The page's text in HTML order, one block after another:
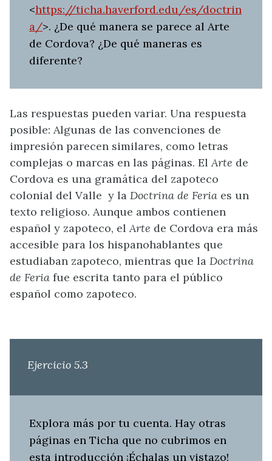
<https://ticha.haverford.edu/es/doctrin
a/>. ¿De qué manera se parece al Arte
de Cordova? ¿De qué maneras es
diferente?
Las respuestas pueden variar. Una respuesta
posible: Algunas de las convenciones de
impresión parecen similares, como letras
complejas o marcas en las páginas. El Arte de
Cordova es una gramática del zapoteco
colonial del Valle y la Doctrina de Feria es un
texto religioso. Aunque ambos contienen
español y zapoteco, el Arte de Cordova era más
accesible para los hispanohablantes que
estudiaban zapoteco, mientras que la Doctrina
de Feria fue escrita tanto para el público
español como zapoteco.
Ejercicio 5.3
Explora más por tu cuenta. Hay otras
páginas en Ticha que no cubrimos en
esta introducción ¡Échalas un vistazo!